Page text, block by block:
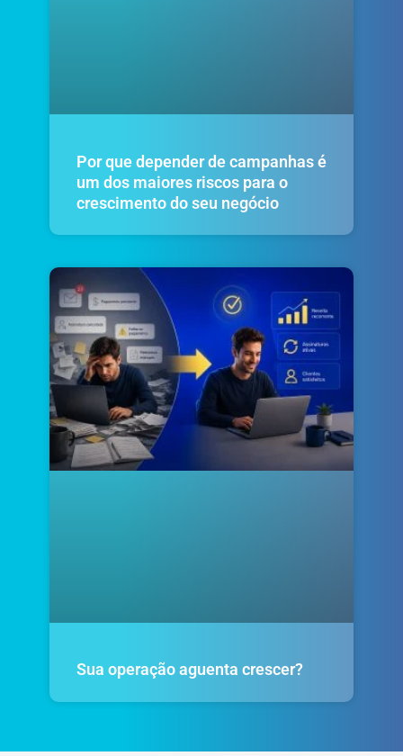
Por que depender de campanhas é
um dos maiores riscos para o
crescimento do seu negócio
Sua operação aguenta crescer?